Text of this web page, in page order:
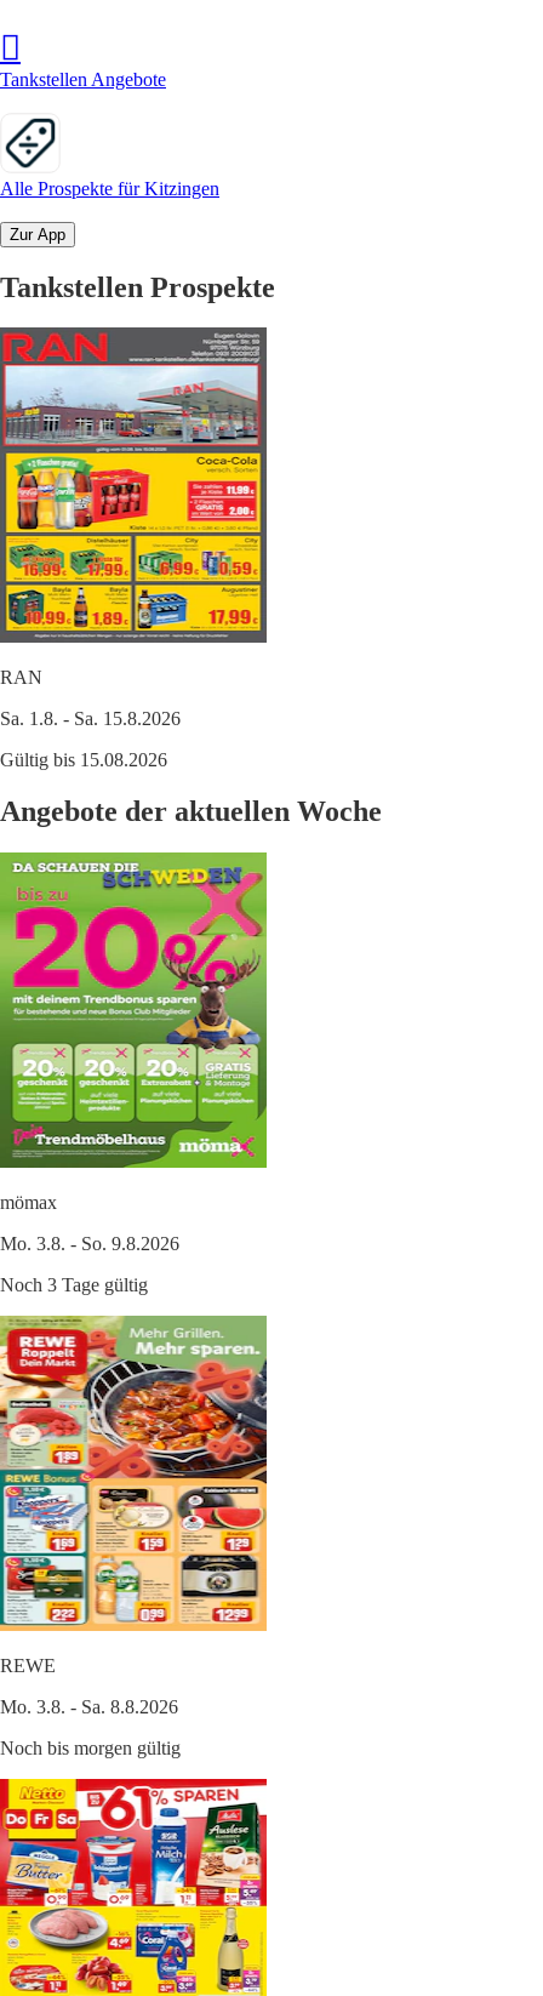
Tankstellen Angebote
Alle Prospekte für Kitzingen
Zur App
Tankstellen Prospekte
RAN
Sa. 1.8. - Sa. 15.8.2026
Gültig bis 15.08.2026
Angebote der aktuellen Woche
mömax
Mo. 3.8. - So. 9.8.2026
Noch 3 Tage gültig
REWE
Mo. 3.8. - Sa. 8.8.2026
Noch bis morgen gültig